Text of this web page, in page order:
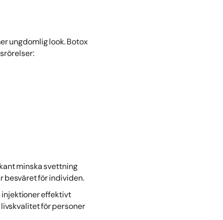
ungdomlig look. Botox
minska svettning
besväret för individen.
injektioner effektivt
för personer